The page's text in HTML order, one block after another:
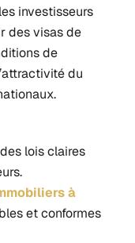
investisseurs
des visas de
de
du
lois claires
à
et conformes